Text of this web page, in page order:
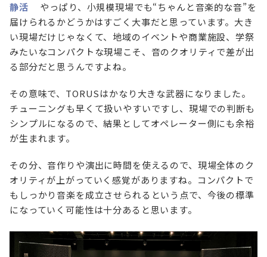
静活
やっぱり、小規模現場でも“ちゃんと音楽的な音”を
届けられるかどうかはすごく大事だと思っています。大き
い現場だけじゃなくて、地域のイベントや商業施設、学祭
みたいなコンパクトな現場こそ、音のクオリティで差が出
る部分だと思うんですよね。
その意味で、TORUSはかなり大きな武器になりました。
チューニングも早くて扱いやすいですし、現場での判断も
シンプルになるので、結果としてオペレーター側にも余裕
が生まれます。
その分、音作りや演出に時間を使えるので、現場全体のク
オリティが上がっていく感覚がありますね。コンパクトで
もしっかり音楽を成立させられるという点で、今後の標準
になっていく可能性は十分あると思います。